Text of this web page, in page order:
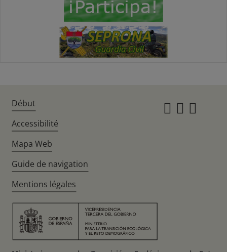
Début
Accessibilité
Mapa Web
Guide de navigation
Mentions légales